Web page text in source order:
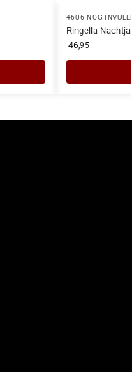
4606 NOG
Ringella
46,95